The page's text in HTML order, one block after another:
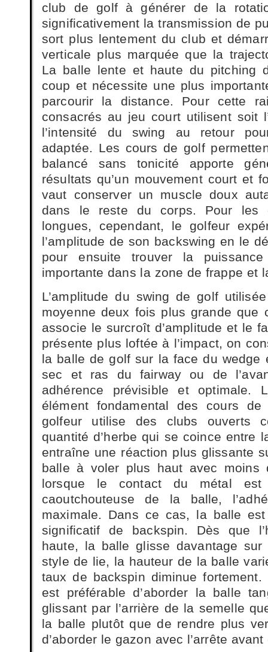
club de golf à générer de la
significativement la transmission de
sort plus lentement du club et
verticale plus marquée que la
La balle lente et haute du pitching
coup et nécessite une plus
parcourir la distance. Pour cette
consacrés au jeu court utilisent soit
l’intensité du swing au retour
adaptée. Les cours de golf
balancé sans tonicité apporte
résultats qu’un mouvement court et
vaut conserver un muscle doux
dans le reste du corps. Pour les
longues, cependant, le golfeur
l’amplitude de son backswing en le
pour ensuite trouver la
importante dans la zone de frappe et
L’amplitude du swing de golf
moyenne deux fois plus grande que
associe le surcroît d’amplitude et le
présente plus loftée à l’impact, on
la balle de golf sur la face du wedge
sec et ras du fairway ou de
adhérence prévisible et optimale.
élément fondamental des cours
golfeur utilise des clubs ouverts
quantité d’herbe qui se coince entre
entraîne une réaction plus glissante
balle à voler plus haut avec moins
lorsque le contact du métal
caoutchouteuse de la balle,
maximale. Dans ce cas, la balle
significatif de backspin. Dès que
haute, la balle glisse davantage
style de lie, la hauteur de la balle
taux de backspin diminue fortement.
est préférable d’aborder la balle
glissant par l’arrière de la semelle
la balle plutôt que de rendre plus
d’aborder le gazon avec l’arrête